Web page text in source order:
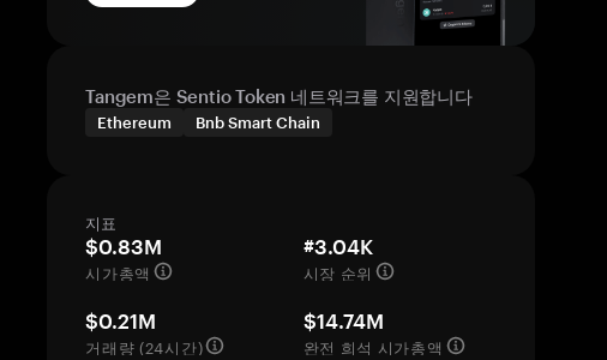
Tangem은 Sentio Token 네트워크를 지원합니다
Ethereum Bnb Smart Chain
지표
$0.83M
시가총액
#3.04K
시장 순위
$0.21M
거래량 (24시간)
$14.74M
완전 희석 시가총액